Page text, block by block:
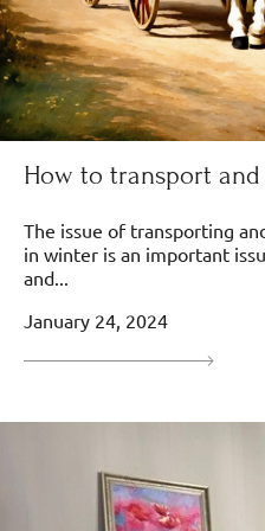
How to transport
The issue of transporting
in winter is an important
and...
January 24, 2024